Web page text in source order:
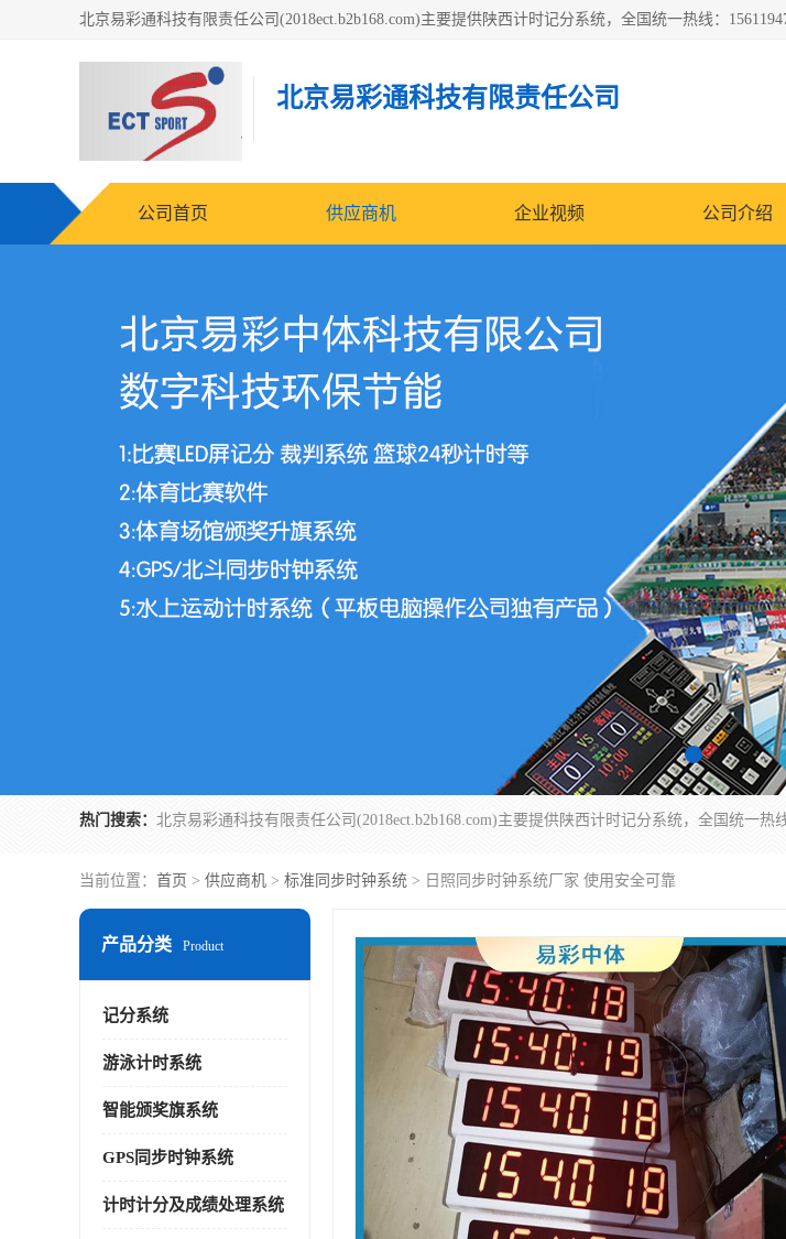
北京易彩通科技有限责任公司
公司首页 供应商机 企业视频 公司介绍
热门搜索：
当前位置： 首页 > 供应商机 > 标准同步时钟系统 > 日照同步时钟系统厂家 使用安全可靠
产品分类 Product
记分系统
游泳计时系统
智能颁奖旗系统
GPS同步时钟系统
计时计分及成绩处理系统